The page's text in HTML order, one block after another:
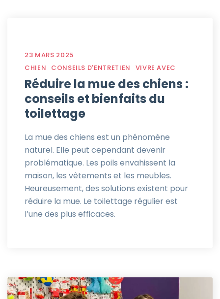
23 MARS 2025
CHIEN
CONSEILS D'ENTRETIEN VIVRE AVEC
Réduire la mue des chiens :
conseils et bienfaits du
toilettage
La mue des chiens est un phénomène
naturel. Elle peut cependant devenir
problématique. Les poils envahissent la
maison, les vêtements et les meubles.
Heureusement, des solutions existent pour
réduire la mue. Le toilettage régulier est
l’une des plus efficaces.